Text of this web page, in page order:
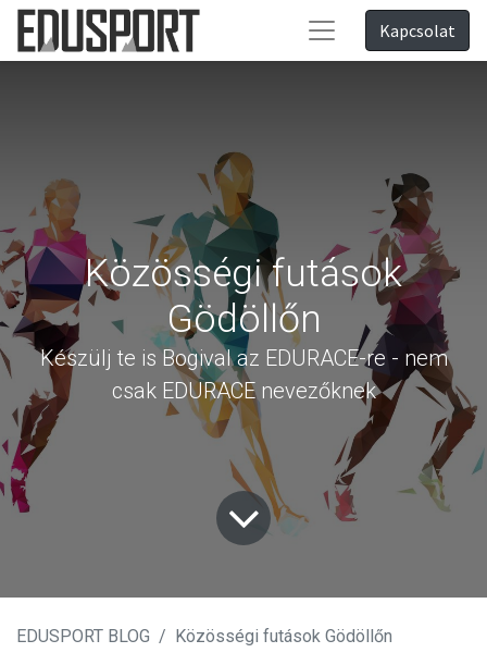
Kapcsolat
Közösségi futások
Gödöllőn
Készülj te is Bogival az EDURACE-re - nem
csak EDURACE nevezőknek
EDUSPORT BLOG Közösségi futások Gödöllőn